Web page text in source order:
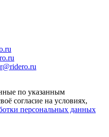
по указанным
согласие на условиях,
персональных данных